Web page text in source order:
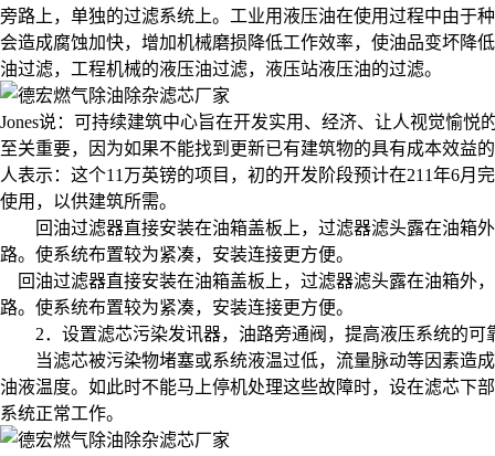
旁路上，单独的过滤系统上。工业用液压油在使用过程中由于
会造成腐蚀加快，增加机械磨损降低工作效率，使油品变坏降
油过滤，工程机械的液压油过滤，液压站液压油的过滤。
Jones说：可持续建筑中心旨在开发实用、经济、让人视觉愉
至关重要，因为如果不能找到更新已有建筑物的具有成本效益
人表示：这个11万英镑的项目，初的开发阶段预计在211年6
使用，以供建筑所需。
回油过滤器直接安装在油箱盖板上，过滤器滤头露在油箱外
路。使系统布置较为紧凑，安装连接更方便。
回油过滤器直接安装在油箱盖板上，过滤器滤头露在油箱外
路。使系统布置较为紧凑，安装连接更方便。
2．设置滤芯污染发讯器，油路旁通阀，提高液压系统的可
当滤芯被污染物堵塞或系统液温过低，流量脉动等因素造成
油液温度。如此时不能马上停机处理这些故障时，设在滤芯下
系统正常工作。